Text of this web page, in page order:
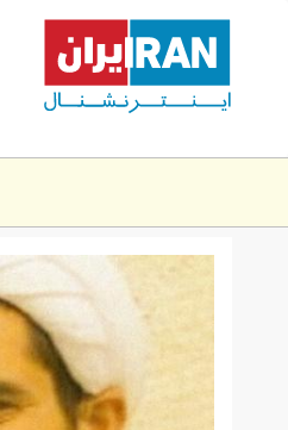
content
rouhanian-
98-
a.jpg